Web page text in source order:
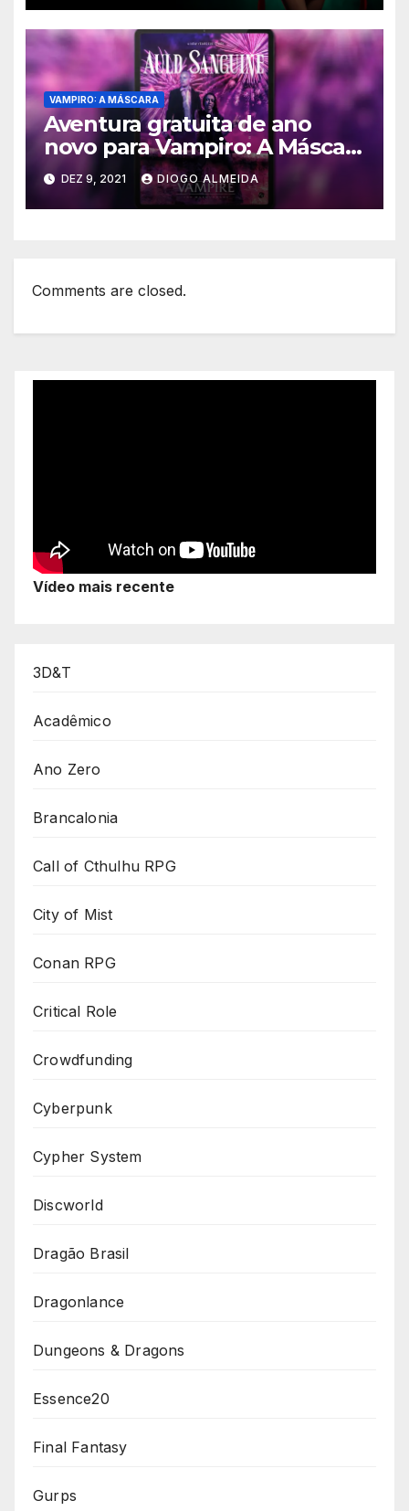
VAMPIRO: A MÁSCARA
Aventura gratuita de ano
novo para Vampiro: A Máscara
é lançada
DEZ 9, 2021 DIOGO ALMEIDA
Comments are closed.
Vídeo mais recente
3D&T
Acadêmico
Ano Zero
Brancalonia
Call of Cthulhu RPG
City of Mist
Conan RPG
Critical Role
Crowdfunding
Cyberpunk
Cypher System
Discworld
Dragão Brasil
Dragonlance
Dungeons & Dragons
Essence20
Final Fantasy
Gurps